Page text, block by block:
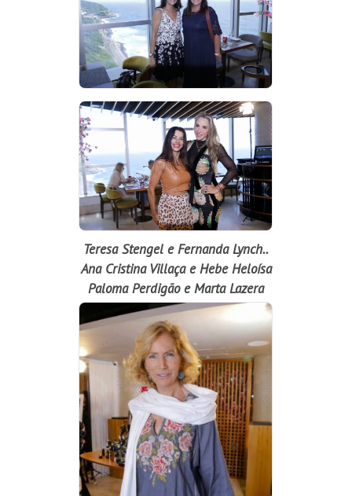
Teresa Stengel e Fernanda Lynch..
Ana Cristina Villaça e Hebe Heloísa
Paloma Perdigão e Marta Lazera